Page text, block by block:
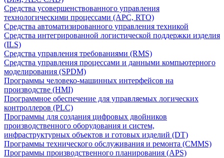
Средства усовершенствованного управления
технологическими процессами (APC, RTO)
Средства автоматизированного управления техникой
Средства интегрированной логистической поддержки изделия
(ILS)
Средства управления требованиями (RMS)
Средства управления процессами и данными компьютерного
моделирования (SPDM)
Программы человеко-машинных интерфейсов на
производстве (HMI)
Программное обеспечение для управляемых логических
контроллеров (PLC)
Программы для создания цифровых двойников
производственного оборудования и систем,
инфраструктурных объектов и готовых изделий (DT)
Программы технического обслуживания и ремонта (CMMS)
Программы производственного планирования (APS)